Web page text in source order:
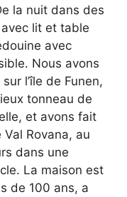
la nuit dans des
lit et table
avec
Nous avons
l’île de Funen,
tonneau de
et avons fait
Rovana, au
dans une
La maison est
de 100 ans, a